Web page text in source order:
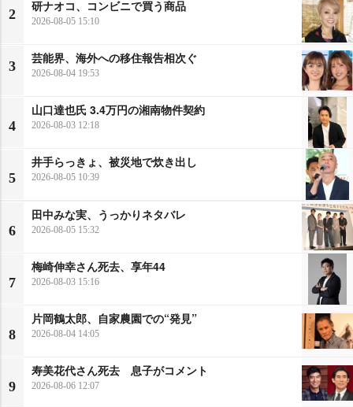
2
研ナオコ、コンビニで買う商品
2026-08-05 15:10
3
芸能界、海外への移住報告相次ぐ
2026-08-04 19:53
4
山口達也氏 3.4万円の湘南物件契約
2026-08-03 12:18
5
井手らっきょ、被災地で炊き出し
2026-08-05 10:39
6
田中みな実、うっかりネタバレ
2026-08-05 15:32
7
梅崎伸幸さん死去、享年44
2026-08-03 15:16
8
片岡鶴太郎、自家農園での“発見”
2026-08-04 14:05
9
寿美花代さん死去 息子がコメント
2026-08-06 12:07